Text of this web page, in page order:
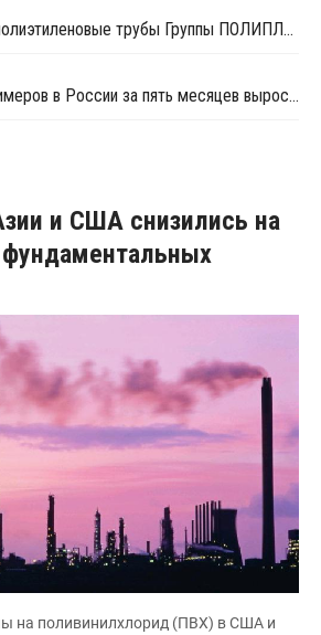
"Росатом" включил полиэтиленовые трубы Группы ПОЛИПЛАСТИК в Реестр инноваций
Выпуск базовых полимеров в России за пять месяцев вырос на 3,8%
и США снизились на
на поливинилхлорид (ПВХ) в США и